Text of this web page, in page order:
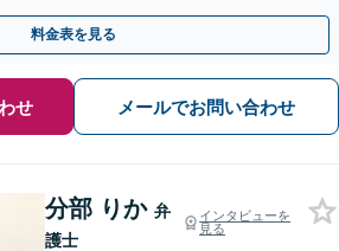
料金表を見る
せ メールでお問い合わせ
分部 りか 弁
護士
インタビューを
見る